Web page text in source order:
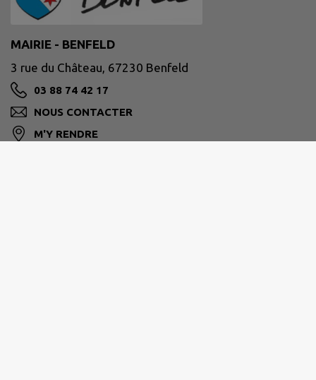
MAIRIE - BENFELD
3 rue du Château, 67230 Benfeld
03 88 74 42 17
NOUS CONTACTER
M'Y RENDRE